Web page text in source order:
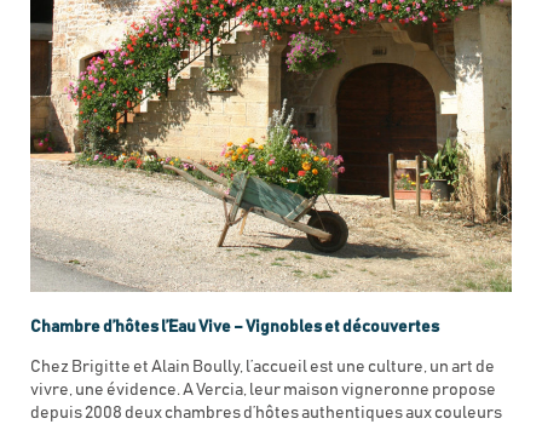
Chambre d’hôtes l’Eau Vive – Vignobles et découvertes
Chez Brigitte et Alain Boully, l’accueil est une culture, un art de
vivre, une évidence. A Vercia, leur maison vigneronne propose
depuis 2008 deux chambres d’hôtes authentiques aux couleurs